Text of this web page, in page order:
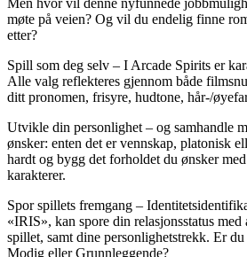
Men hvor vil denne nyfunnede
møte på veien? Og vil du endelig finne
etter?
Spill som deg selv – I Arcade Spirits er
Alle valg reflekteres gjennom både
ditt pronomen, frisyre, hudtone, hår-/
Utvikle din personlighet – og samhandle
ønsker: enten det er vennskap, platonisk
hardt og bygg det forholdet du ønsker
karakterer.
Spor spillets fremgang –
«IRIS», kan spore din relasjonsstatus
spillet, samt dine personlighetstrekk. Er
Modig eller Grunnleggende?